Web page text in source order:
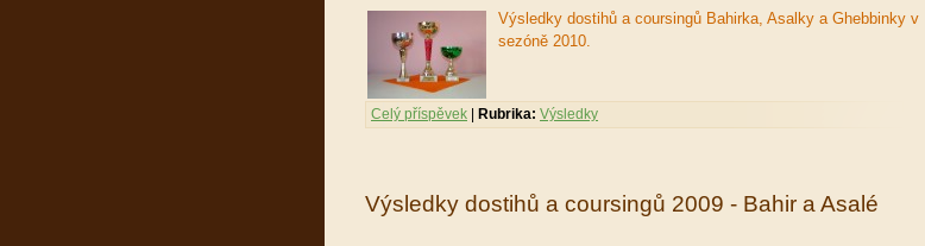
Výsledky dostihů a coursingů Bahirka, Asalky a Ghebbinky v
sezóně 2010.
Celý příspěvek Rubrika: Výsledky
Výsledky dostihů a coursingů 2009 - Bahir a Asalé